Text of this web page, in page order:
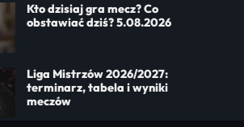
Kto dzisiaj gra mecz? Co
obstawiać dziś? 5.08.2026
Liga Mistrzów 2026/2027:
terminarz, tabela i wyniki
meczów